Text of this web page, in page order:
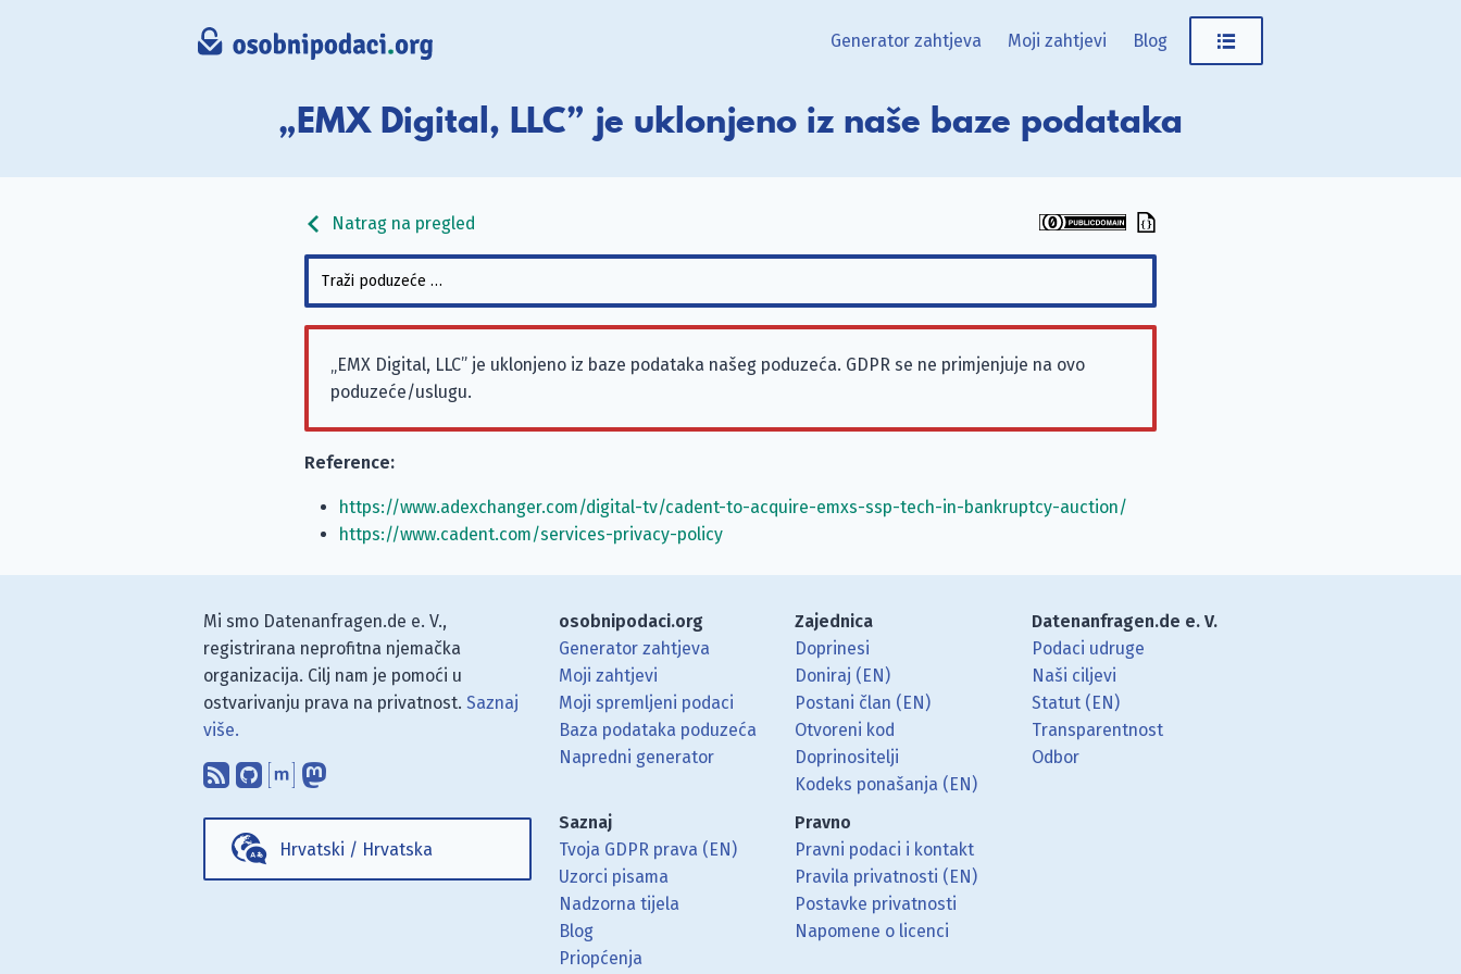
Generator zahtjeva Moji zahtjevi Blog
„EMX Digital, LLC” je uklonjeno iz naše baze podataka
Natrag na pregled
„EMX Digital, LLC” je uklonjeno iz baze podataka našeg poduzeća. GDPR se ne primjenjuje na ovo
poduzeće/uslugu.
Reference:
https://www.adexchanger.com/digital-tv/cadent-to-acquire-emxs-ssp-tech-in-bankruptcy-auction/
https://www.cadent.com/services-privacy-policy
Mi smo Datenanfragen.de e. V.,
registrirana neprofitna njemačka
organizacija. Cilj nam je pomoći u
ostvarivanju prava na privatnost. Saznaj
više.
Pretplati se na naš blog koristeći RSS čitač.
Pronađi nas na GitHubu.
Raspravljaj s nama putem Matrixa.
Prati nas na Mastodonu.
Hrvatski / Hrvatska
osobnipodaci.org
Generator zahtjeva
Moji zahtjevi
Moji spremljeni podaci
Baza podataka poduzeća
Napredni generator
Zajednica
Doprinesi
Doniraj (EN)
Postani član (EN)
Otvoreni kod
Doprinositelji
Kodeks ponašanja (EN)
Datenanfragen.de e. V.
Podaci udruge
Naši ciljevi
Statut (EN)
Transparentnost
Odbor
Saznaj
Tvoja GDPR prava (EN)
Uzorci pisama
Nadzorna tijela
Blog
Priopćenja
Pravno
Pravni podaci i kontakt
Pravila privatnosti (EN)
Postavke privatnosti
Napomene o licenci